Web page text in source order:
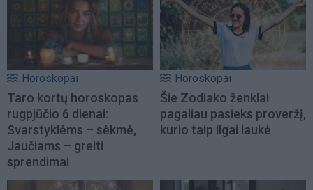
Horoskopai
Taro kortų horoskopas
rugpjūčio 6 dienai:
Svarstyklėms – sėkmė,
Jaučiams – greiti
sprendimai
Horoskopai
Šie Zodiako ženklai
pagaliau pasieks proveržį,
kurio taip ilgai laukė